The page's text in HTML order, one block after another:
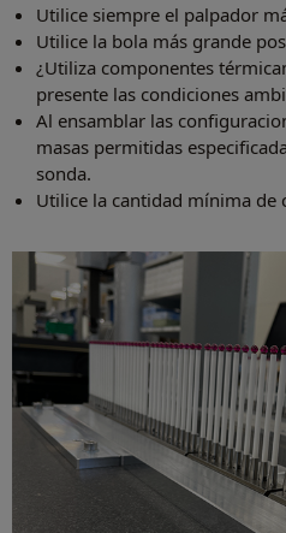
Utilice siempre el palpador
Utilice la bola más grande
¿Utiliza componentes
presente las condiciones
Al ensamblar las
masas permitidas
sonda.
Utilice la cantidad mínima de